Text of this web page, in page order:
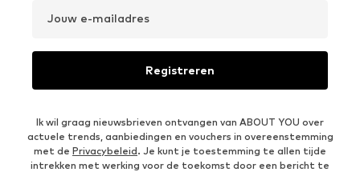
Jouw e-mailadres
Registreren
Ik wil graag nieuwsbrieven ontvangen van ABOUT YOU over
actuele trends, aanbiedingen en vouchers in overeenstemming
met de Privacybeleid. Je kunt je toestemming te allen tijde
intrekken met werking voor de toekomst door een bericht te